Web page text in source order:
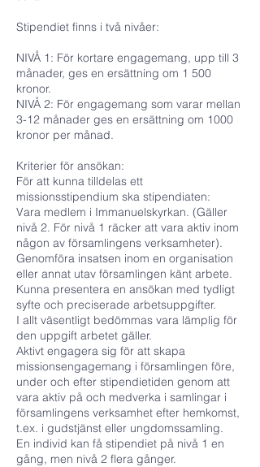
Stipendiet finns i två nivåer:
NIVÅ 1: För kortare engagemang, upp till 3
månader, ges en ersättning om 1 500
kronor.
NIVÅ 2: För engagemang som varar mellan
3-12 månader ges en ersättning om 1000
kronor per månad.
Kriterier för ansökan:
För att kunna tilldelas ett
missionsstipendium ska stipendiaten:
Vara medlem i Immanuelskyrkan. (Gäller
nivå 2. För nivå 1 räcker att vara aktiv inom
någon av församlingens verksamheter).
Genomföra insatsen inom en organisation
eller annat utav församlingen känt arbete.
Kunna presentera en ansökan med tydligt
syfte och preciserade arbetsuppgifter.
I allt väsentligt bedömmas vara lämplig för
den uppgift arbetet gäller.
Aktivt engagera sig för att skapa
missionsengagemang i församlingen före,
under och efter stipendietiden genom att
vara aktiv på och medverka i samlingar i
församlingens verksamhet efter hemkomst,
t.ex. i gudstjänst eller ungdomssamling.
En individ kan få stipendiet på nivå 1 en
gång, men nivå 2 flera gånger.